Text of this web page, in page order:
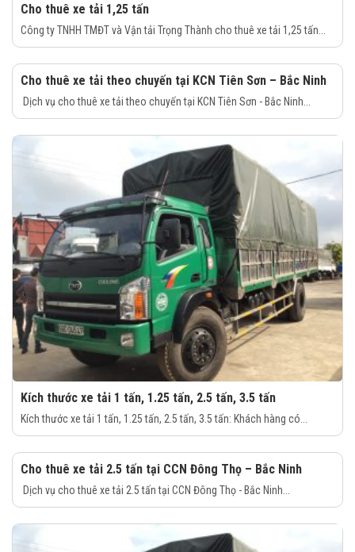
Cho thuê xe tải 1,25 tấn
Công ty TNHH TMĐT và Vận tải Trọng Thành cho thuê xe tải 1,25 tấn...
Cho thuê xe tải theo chuyến tại KCN Tiên Sơn – Bắc Ninh
Dịch vụ cho thuê xe tải theo chuyến tại KCN Tiên Sơn - Bắc Ninh...
Kích thước xe tải 1 tấn, 1.25 tấn, 2.5 tấn, 3.5 tấn
Kích thước xe tải 1 tấn, 1.25 tấn, 2.5 tấn, 3.5 tấn: Khách hàng có...
Cho thuê xe tải 2.5 tấn tại CCN Đông Thọ – Bắc Ninh
Dịch vụ cho thuê xe tải 2.5 tấn tại CCN Đông Thọ - Bắc Ninh...